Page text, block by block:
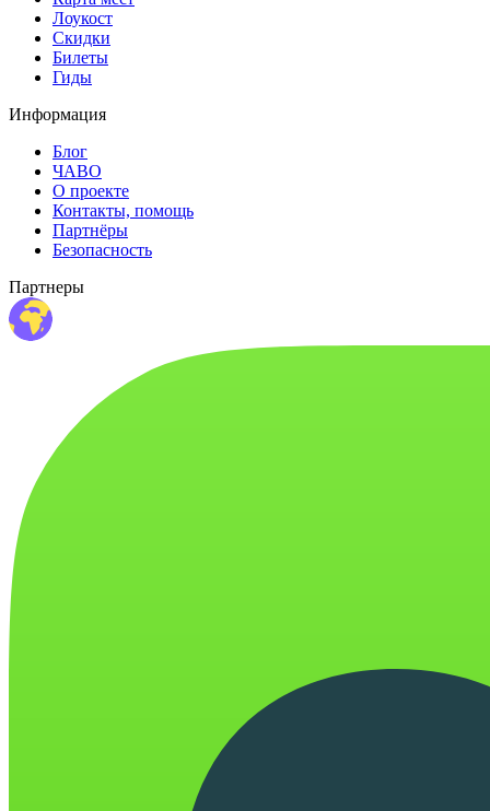
Лоукост
Скидки
Билеты
Гиды
Информация
Блог
ЧАВО
О проекте
Контакты, помощь
Партнёры
Безопасность
Партнеры